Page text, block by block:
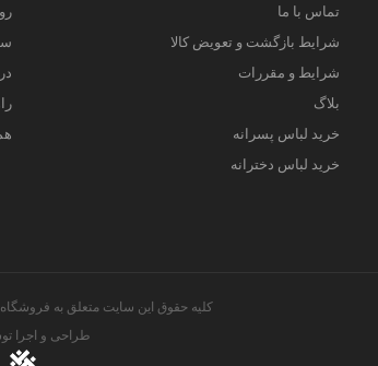
تماس با ما
شرایط بازگشت و تعویض کالا
شرایط و مقررات
بلاگ
خرید لباس پسرانه
خرید لباس دخترانه
کلیه حقوق این سایت متعلق به فروشگاه
طراحی و اجرا